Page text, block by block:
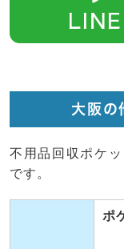
大阪の
不用品回収ポケ
です。
ポ